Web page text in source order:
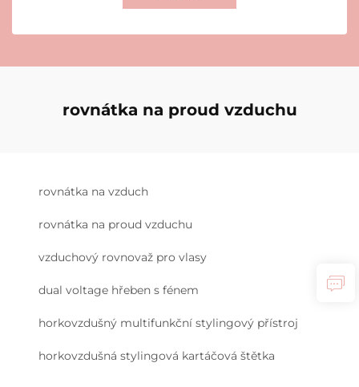
rovnátka na proud vzduchu
rovnátka na vzduch
rovnátka na proud vzduchu
vzduchový rovnovaž pro vlasy
dual voltage hřeben s fénem
horkovzdušný multifunkční stylingový přístroj
horkovzdušná stylingová kartáčová štětka